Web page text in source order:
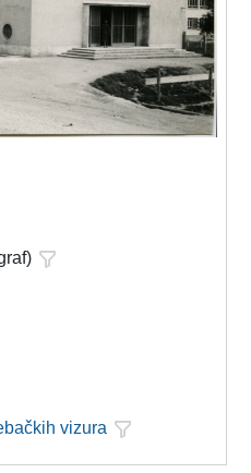
vizura